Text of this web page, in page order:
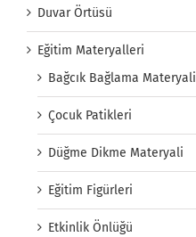
Duvar Örtüsü
Eğitim Materyalleri
Bağcık Bağlama Materyali
Çocuk Patikleri
Düğme Dikme Materyali
Eğitim Figürleri
Etkinlik Önlüğü